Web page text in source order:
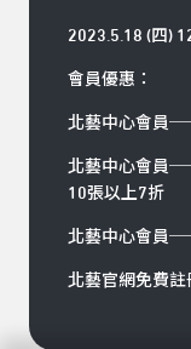
2023.5.18 (四)
會員優惠：
北藝中心會員
北藝中心會員
10張以上7折
北藝中心會員
北藝官網免費註